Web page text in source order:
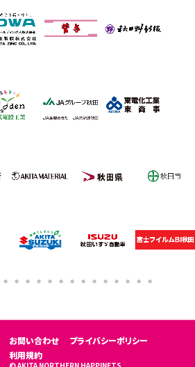
お問い合わせ
プライバシーポリシー
利用規約